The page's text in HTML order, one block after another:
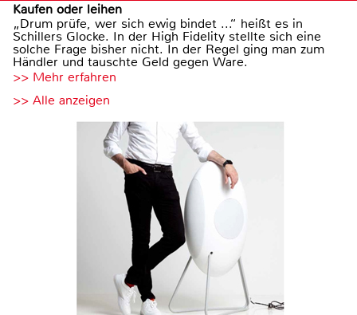
Kaufen oder leihen
„Drum prüfe, wer sich ewig bindet ...“ heißt es in
Schillers Glocke. In der High Fidelity stellte sich eine
solche Frage bisher nicht. In der Regel ging man zum
Händler und tauschte Geld gegen Ware.
>> Mehr erfahren
>> Alle anzeigen